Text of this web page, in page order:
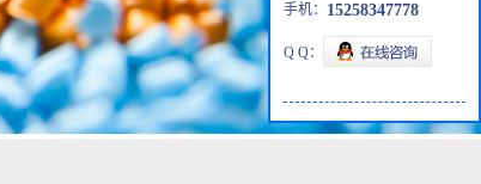
手机： 15258347778
Q Q：